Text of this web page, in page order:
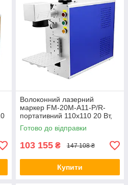
Волоконний лазерний
маркер FM-20M-A11-P/R-
портативний 110x110 20 Вт,
без підтримки поворотної осі
Готово до відправки
103 155 ₴ 147 108 ₴
Купити